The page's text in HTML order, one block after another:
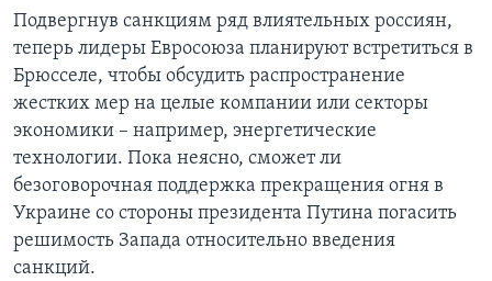
Подвергнув санкциям ряд влиятельных россиян,
теперь лидеры Евросоюза планируют встретиться в
Брюсселе, чтобы обсудить распространение
жестких мер на целые компании или секторы
экономики – например, энергетические
технологии. Пока неясно, сможет ли
безоговорочная поддержка прекращения огня в
Украине со стороны президента Путина погасить
решимость Запада относительно введения
санкций.